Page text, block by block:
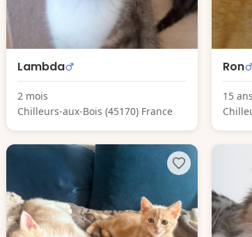
Lambda
2 mois
Chilleurs-aux-Bois (45170) France
Ron
15